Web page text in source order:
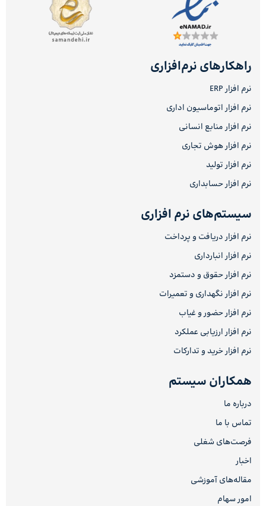
راهکارهای نرم‌افزاری
نرم افزار ERP
نرم افزار اتوماسیون اداری
نرم افزار منابع انسانی
نرم افزار هوش تجاری
نرم افزار تولید
نرم افزار حسابداری
سیستم‌های نرم افزاری
نرم افزار دریافت و پرداخت
نرم افزار انبارداری
نرم افزار حقوق و دستمزد
نرم افزار نگهداری و تعمیرات
نرم افزار حضور و غیاب
نرم افزار ارزیابی عملکرد
نرم افزار خرید و تدارکات
همکاران سیستم
درباره ما
تماس با ما
فرصت‌های شغلی
اخبار
مقاله‌های آموزشی
امور سهام